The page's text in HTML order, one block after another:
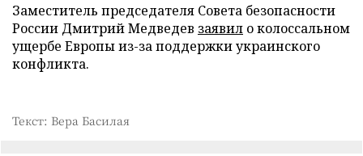
Заместитель председателя Совета безопасности
России Дмитрий Медведев заявил о колоссальном
ущербе Европы из-за поддержки украинского
конфликта.
Текст: Вера Басилая